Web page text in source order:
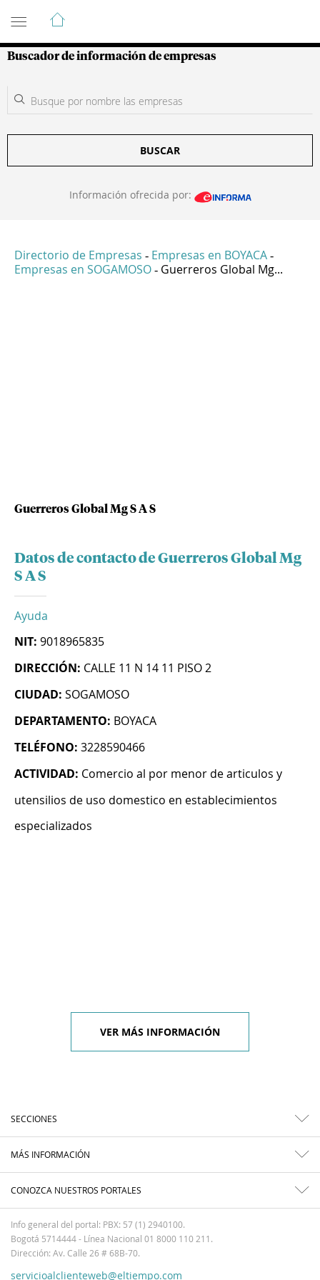
Guía de Empresas Colombianas
Buscador de información de empresas
BUSCAR
Información ofrecida por:
Directorio de Empresas - Empresas en BOYACA -
Empresas en SOGAMOSO - Guerreros Global Mg...
Guerreros Global Mg S A S
Datos de contacto de Guerreros Global Mg
S A S
Ayuda
NIT: 9018965835
DIRECCIÓN: CALLE 11 N 14 11 PISO 2
CIUDAD: SOGAMOSO
DEPARTAMENTO: BOYACA
TELÉFONO: 3228590466
ACTIVIDAD: Comercio al por menor de articulos y
utensilios de uso domestico en establecimientos
especializados
VER MÁS INFORMACIÓN
SECCIONES
MÁS INFORMACIÓN
CONOZCA NUESTROS PORTALES
Info general del portal: PBX: 57 (1) 2940100.
Bogotá 5714444 - Línea Nacional 01 8000 110 211.
Dirección: Av. Calle 26 # 68B-70.
servicioalclienteweb@eltiempo.com